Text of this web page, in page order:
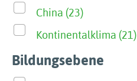
China (23)
Kontinentalklima (21)
Bildungsebene